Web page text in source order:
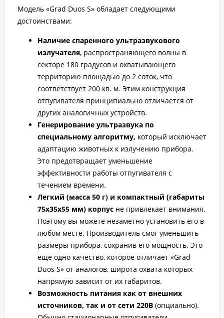
Модель «Grad Duos S» обладает следующими
достоинствами:
Наличие спаренного ультразвукового
излучателя, распространяющего волны в
секторе 180 градусов и охватывающего
территорию площадью до 2 соток, что
соответствует 200 кв. м. Этим конструкция
отпугивателя принципиально отличается от
других аналогичных устройств.
Генерирование ультразвука по
специальному алгоритму, который исключает
адаптацию животных к излучению прибора.
Это предотвращает уменьшение
эффективности работы отпугивателя с
течением времени.
Легкий (масса 50 г) и компактный (габариты
75х35х55 мм) корпус не привлекает внимания.
Поэтому вы можете незаметно установить его в
любом месте. Производитель смог уменьшить
размеры прибора, сохранив его мощность. Это
еще одно качество, которое отличает «Grad
Duos S» от аналогов, широта охвата которых
напрямую зависит от их габаритов.
Возможность питания как от внешних
источников, так и от сети 220В (опциально).